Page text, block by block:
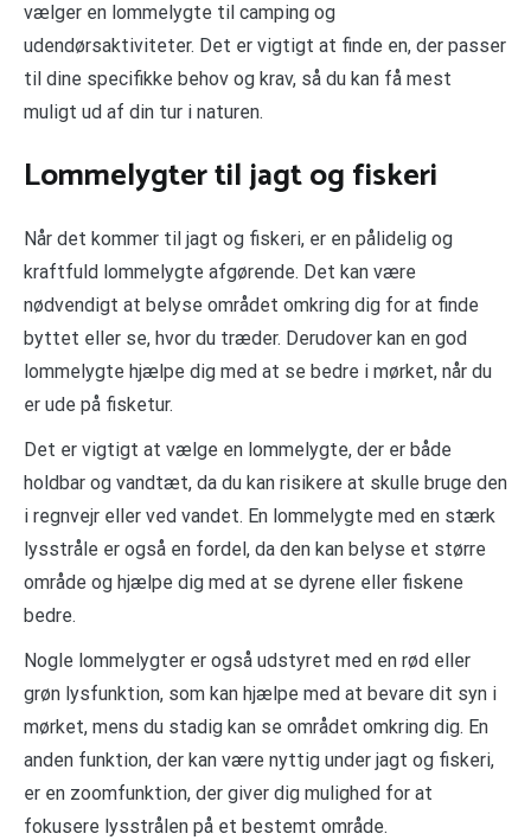
vælger en lommelygte til camping og
udendørsaktiviteter. Det er vigtigt at finde en, der passer
til dine specifikke behov og krav, så du kan få mest
muligt ud af din tur i naturen.
Lommelygter til jagt og fiskeri
Når det kommer til jagt og fiskeri, er en pålidelig og
kraftfuld lommelygte afgørende. Det kan være
nødvendigt at belyse området omkring dig for at finde
byttet eller se, hvor du træder. Derudover kan en god
lommelygte hjælpe dig med at se bedre i mørket, når du
er ude på fisketur.
Det er vigtigt at vælge en lommelygte, der er både
holdbar og vandtæt, da du kan risikere at skulle bruge den
i regnvejr eller ved vandet. En lommelygte med en stærk
lysstråle er også en fordel, da den kan belyse et større
område og hjælpe dig med at se dyrene eller fiskene
bedre.
Nogle lommelygter er også udstyret med en rød eller
grøn lysfunktion, som kan hjælpe med at bevare dit syn i
mørket, mens du stadig kan se området omkring dig. En
anden funktion, der kan være nyttig under jagt og fiskeri,
er en zoomfunktion, der giver dig mulighed for at
fokusere lysstrålen på et bestemt område.